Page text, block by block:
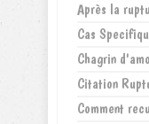
Après la
Cas
Chagrin
Citation
Comment